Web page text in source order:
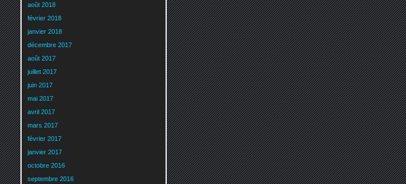
août 2018
février 2018
janvier 2018
décembre 2017
août 2017
juillet 2017
juin 2017
mai 2017
avril 2017
mars 2017
février 2017
janvier 2017
octobre 2016
septembre 2016